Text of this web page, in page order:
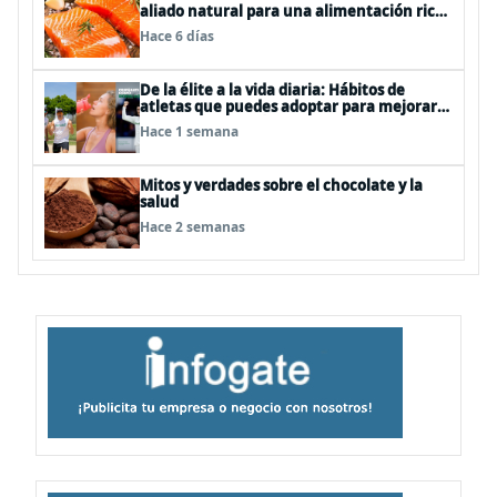
aliado natural para una alimentación rica
en Omega-3
Hace 6 días
De la élite a la vida diaria: Hábitos de
atletas que puedes adoptar para mejorar
tu rendimiento físico
Hace 1 semana
Mitos y verdades sobre el chocolate y la
salud
Hace 2 semanas